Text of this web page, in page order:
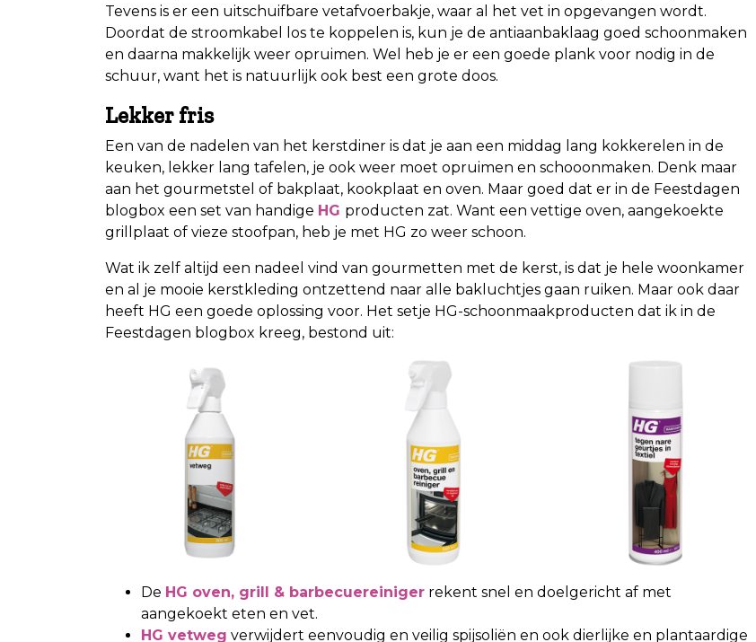
Tevens is er een uitschuifbare vetafvoerbakje, waar al het vet in opgevangen wordt.
Doordat de stroomkabel los te koppelen is, kun je de antiaanbaklaag goed schoonmaken
en daarna makkelijk weer opruimen. Wel heb je er een goede plank voor nodig in de
schuur, want het is natuurlijk ook best een grote doos.
Lekker fris
Een van de nadelen van het kerstdiner is dat je aan een middag lang kokkerelen in de
keuken, lekker lang tafelen, je ook weer moet opruimen en schooonmaken. Denk maar
aan het gourmetstel of bakplaat, kookplaat en oven. Maar goed dat er in de Feestdagen
blogbox een set van handige HG producten zat. Want een vettige oven, aangekoekte
grillplaat of vieze stoofpan, heb je met HG zo weer schoon.
Wat ik zelf altijd een nadeel vind van gourmetten met de kerst, is dat je hele woonkamer
en al je mooie kerstkleding ontzettend naar alle bakluchtjes gaan ruiken. Maar ook daar
heeft HG een goede oplossing voor. Het setje HG-schoonmaakproducten dat ik in de
Feestdagen blogbox kreeg, bestond uit:
De HG oven, grill & barbecuereiniger rekent snel en doelgericht af met
aangekoekt eten en vet.
HG vetweg verwijdert eenvoudig en veilig spijsoliën en ook dierlijke en plantaardige